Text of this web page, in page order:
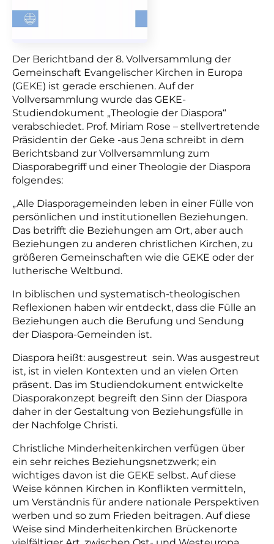
Der Berichtband der 8. Vollversammlung der
Gemeinschaft Evangelischer Kirchen in Europa
(GEKE) ist gerade erschienen. Auf der
Vollversammlung wurde das GEKE-
Studiendokument „Theologie der Diaspora“
verabschiedet. Prof. Miriam Rose – stellvertretende
Präsidentin der Geke -aus Jena schreibt in dem
Berichtsband zur Vollversammlung zum
Diasporabegriff und einer Theologie der Diaspora
folgendes:
„Alle Diasporagemeinden leben in einer Fülle von
persönlichen und institutionellen Beziehungen.
Das betrifft die Beziehungen am Ort, aber auch
Beziehungen zu anderen christlichen Kirchen, zu
größeren Gemeinschaften wie die GEKE oder der
lutherische Weltbund.
In biblischen und systematisch-theologischen
Reflexionen haben wir entdeckt, dass die Fülle an
Beziehungen auch die Berufung und Sendung
der Diaspora-Gemeinden ist.
Diaspora heißt: ausgestreut sein. Was ausgestreut
ist, ist in vielen Kontexten und an vielen Orten
präsent. Das im Studiendokument entwickelte
Diasporakonzept begreift den Sinn der Diaspora
daher in der Gestaltung von Beziehungsfülle in
der Nachfolge Christi.
Christliche Minderheitenkirchen verfügen über
ein sehr reiches Beziehungsnetzwerk; ein
wichtiges davon ist die GEKE selbst. Auf diese
Weise können Kirchen in Konflikten vermitteln,
um Verständnis für andere nationale Perspektiven
werben und so zum Frieden beitragen. Auf diese
Weise sind Minderheitenkirchen Brückenorte